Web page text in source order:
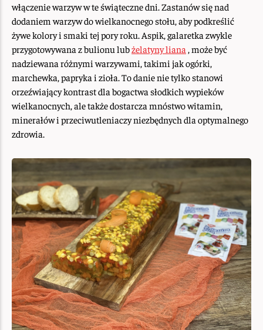
włączenie warzyw w te świąteczne dni. Zastanów się nad
dodaniem warzyw do wielkanocnego stołu, aby podkreślić
żywe kolory i smaki tej pory roku. Aspik, galaretka zwykle
przygotowywana z bulionu lubżelatyny liana , może być
nadziewana różnymi warzywami, takimi jak ogórki,
marchewka, papryka i zioła. To danie nie tylko stanowi
orzeźwiający kontrast dla bogactwa słodkich wypieków
wielkanocnych, ale także dostarcza mnóstwo witamin,
minerałów i przeciwutleniaczy niezbędnych dla optymalnego
zdrowia.